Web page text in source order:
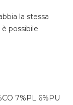
la stessa
possibile
7%PL 6%PU